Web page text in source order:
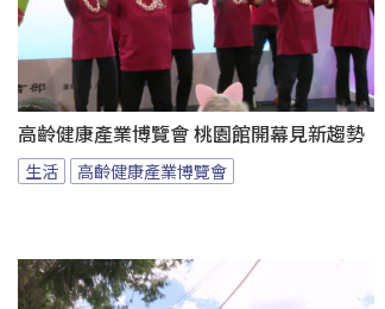
高齡健康產業博覽會 桃園館開幕見新趨勢
生活 高齡健康產業博覽會